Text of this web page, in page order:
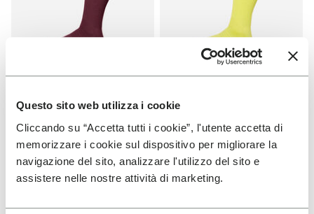
Questo sito web utilizza i cookie
Cliccando su “Accetta tutti i cookie”, l'utente accetta di
memorizzare i cookie sul dispositivo per migliorare la
navigazione del sito, analizzare l'utilizzo del sito e
assistere nelle nostre attività di marketing.
SOCKEN
High Crew
+ 3 Farben
€ 18,00
SOCKEN
High Crew
+ 3 Farben
€ 18,00